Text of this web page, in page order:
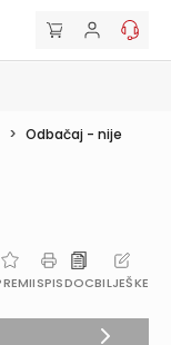
> Odbačaj - nije
ISPISDOCBILJEŠKE